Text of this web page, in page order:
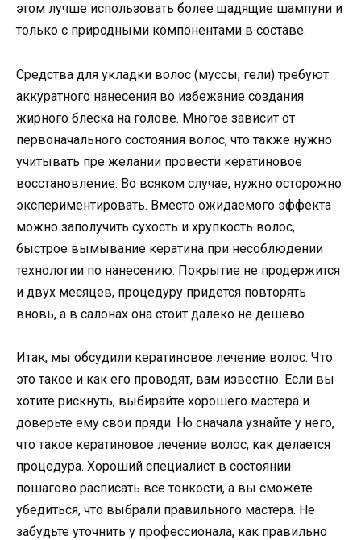
этом лучше использовать более щадящие шампуни и
только с природными компонентами в составе.
Средства для укладки волос (муссы, гели) требуют
аккуратного нанесения во избежание создания
жирного блеска на голове. Многое зависит от
первоначального состояния волос, что также нужно
учитывать пре желании провести кератиновое
восстановление. Во всяком случае, нужно осторожно
экспериментировать. Вместо ожидаемого эффекта
можно заполучить сухость и хрупкость волос,
быстрое вымывание кератина при несоблюдении
технологии по нанесению. Покрытие не продержится
и двух месяцев, процедуру придется повторять
вновь, а в салонах она стоит далеко не дешево.
Итак, мы обсудили кератиновое лечение волос. Что
это такое и как его проводят, вам известно. Если вы
хотите рискнуть, выбирайте хорошего мастера и
доверьте ему свои пряди. Но сначала узнайте у него,
что такое кератиновое лечение волос, как делается
процедура. Хороший специалист в состоянии
пошагово расписать все тонкости, а вы сможете
убедиться, что выбрали правильного мастера. Не
забудьте уточнить у профессионала, как правильно